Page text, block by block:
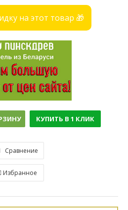
на этот товар 🎁
КУПИТЬ В 1 КЛИК
Сравнение
Избранное